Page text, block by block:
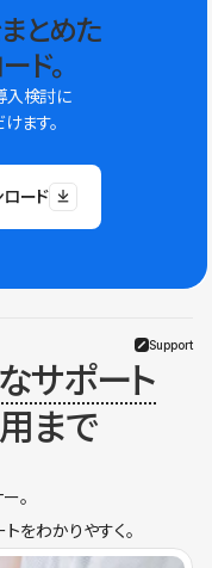
とめた
ド。
入検討に
ます。
ード
Support
サポート
まで
。
をわかりやすく。